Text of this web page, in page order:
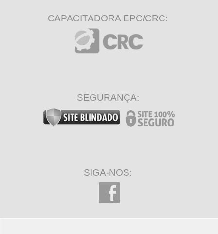
CAPACITADORA EPC/CRC:
SEGURANÇA:
SIGA-NOS: